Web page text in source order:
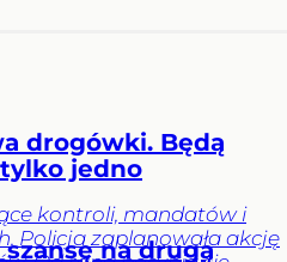
drogówki. Będą
jedno
kontroli, mandatów i
Policja zaplanowała akcję
na drugą